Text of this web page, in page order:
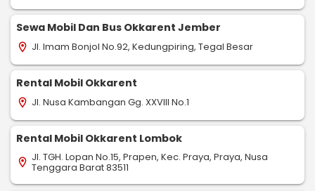
Sewa Mobil Dan Bus Okkarent Jember
location_on Jl. Imam Bonjol No.92, Kedungpiring, Tegal Besar
Rental Mobil Okkarent
location_on Jl. Nusa Kambangan Gg. XXVIII No.1
Rental Mobil Okkarent Lombok
location_on Jl. TGH. Lopan No.15, Prapen, Kec. Praya, Praya, Nusa
Tenggara Barat 83511